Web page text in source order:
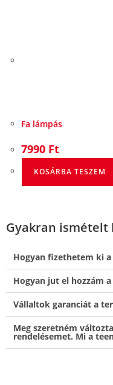
Fa lámpás
7990 Ft
KOSÁRBA TESZEM
Gyakran ismételt
Hogyan fizethetem ki
Hogyan jut el hozzám
Vállaltok garanciát a
Meg szeretném
rendelésemet. Mi a